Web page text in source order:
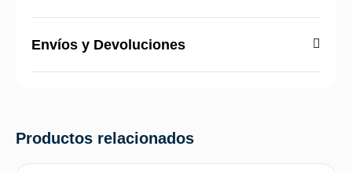
Envíos y Devoluciones
Productos relacionados